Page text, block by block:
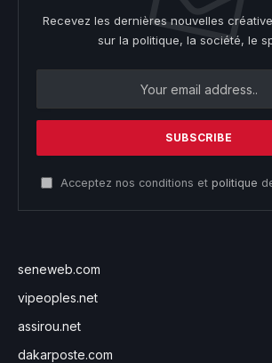
Recevez les dernières nouvelles
sur la politique, la société, le
Acceptez nos conditions et politique
seneweb.com
vipeoples.net
assirou.net
dakarposte.com